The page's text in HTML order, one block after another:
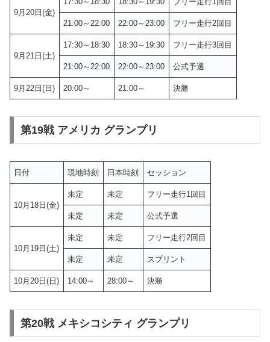
9月20日(金)
21:00～22:00 22:00～23:00 フリー走行2回目
9月21日(土)
17:30～18:30 18:30～19:30 フリー走行3回目
21:00～22:00 22:00～23:00 公式予選
9月22日(日) 20:00～ 21:00～ 決勝
第19戦 アメリカ グランプリ
日付 現地時刻 日本時刻 セッション
10月18日(金)
未定 未定 フリー走行1回目
未定 未定 公式予選
10月19日(土)
未定 未定 フリー走行2回目
未定 未定 スプリント
10月20日(日) 14:00～ 28:00～ 決勝
第20戦 メキシコシティ グランプリ